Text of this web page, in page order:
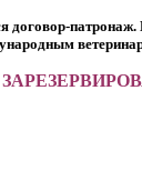
договор-